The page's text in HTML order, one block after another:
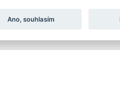
Ano, souhlasím